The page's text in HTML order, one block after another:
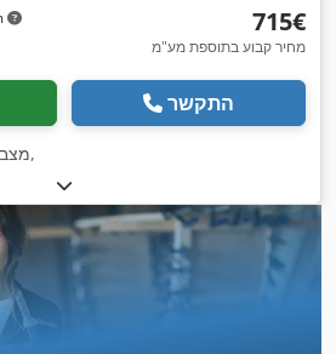
‏715 ‏€
מחיר קבוע בתוספת מע"מ
התקשר
,